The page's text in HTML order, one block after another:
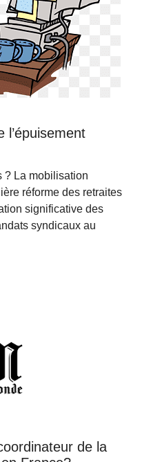
l’épuisement
? La mobilisation
réforme des retraites
significative des
syndicaux au
de la